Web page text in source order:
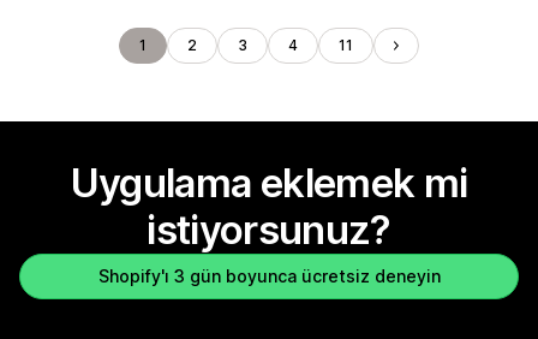
1 2 3 4 11
Uygulama eklemek mi
istiyorsunuz?
Shopify'ı 3 gün boyunca ücretsiz deneyin